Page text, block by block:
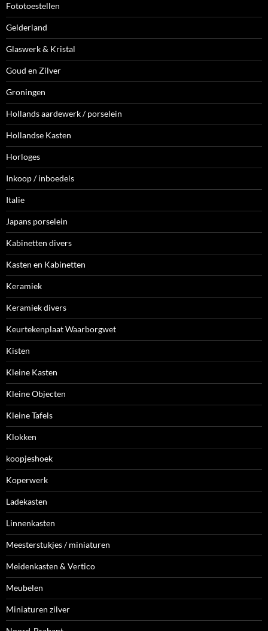
Fototoestellen
Gelderland
Glaswerk & Kristal
Goud en Zilver
Groningen
Hollands aardewerk / porselein
Hollandse Kasten
Horloges
Inkoop / inboedels
Italie
Japans porselein
Kabinetten divers
Kasten en Kabinetten
Keramiek
Keramiek divers
Keurtekenplaat Waarborgwet
Kisten
Kleine Kasten
Kleine Objecten
Kleine Tafels
Klokken
koopjeshoek
Koperwerk
Ladekasten
Linnenkasten
Meesterstukjes / miniaturen
Meidenkasten & Vertico
Meubelen
Miniaturen zilver